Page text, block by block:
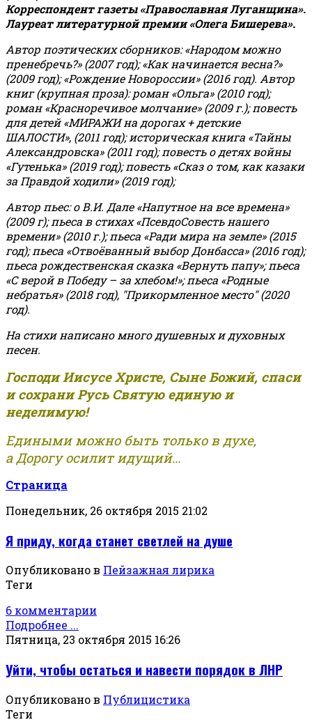
Корреспондент газеты «Православная Луганщина».
Лауреат литературной премии «Олега Бишерева».
Автор поэтических сборников: «Народом можно
пренебречь?» (2007 год); «Как начинается весна?»
(2009 год); «Рождение Новороссии» (2016 год). Автор
книг (крупная проза): роман «Ольга» (2010 год);
роман «Красноречивое молчание» (2009 г.); повесть
для детей «МИРАЖИ на дорогах + детские
ШАЛОСТИ», (2011 год); историческая книга «Тайны
Александровска» (2011 год); повесть о детях войны
«Гутенька» (2019 год); повесть «Сказ о том, как казаки
за Правдой ходили» (2019 год);
Автор пьес: о В.И. Дале «Напутное на все времена»
(2009 г); пьеса в стихах «ПсевдоСовесть нашего
времени» (2010 г.); пьеса «Ради мира на земле» (2015
год); пьеса «Отвоёванный выбор Донбасса» (2016 год);
пьеса рождественская сказка «Вернуть папу»; пьеса
«С верой в Победу – за хлебом!»;пьеса «Родные
небратья» (2018 год), "Прикормленное место" (2020
год).
На стихи написано много душевных и духовных
песен.
Господи Иисусе Христе, Сыне Божий, спаси
и сохрани Русь Святую единую и
неделимую!
Едиными можно быть только в духе,
а Дорогу осилит идущий...
Страница
Понедельник, 26 октября 2015 21:02
Я приду, когда станет светлей на душе
Опубликовано в Пейзажная лирика
Теги
6 комментарии
Подробнее ...
Пятница, 23 октября 2015 16:26
Уйти, чтобы остаться и навести порядок в ЛНР
Опубликовано в Публицистика
Теги